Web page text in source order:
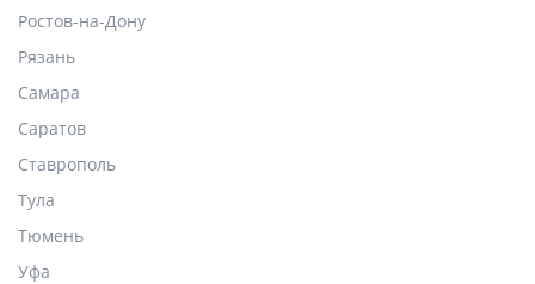
Ростов-на-Дону
Рязань
Самара
Саратов
Ставрополь
Тула
Тюмень
Уфа